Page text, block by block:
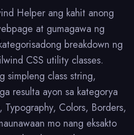
Helper ang kahit anong
at gumagawa ng
breakdown ng
CSS utility classes.
simpleng class string,
resulta ayon sa kategorya
Colors, Borders,
mo nang eksakto